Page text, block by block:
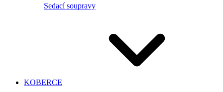
Sedací soupravy
KOBERCE